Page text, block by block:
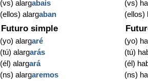
(vs) alargabais
(ellos) alargaban
(vs)
(ellos)
Futuro simple
(yo) alargaré
(tú) alargarás
(él) alargará
(ns) alargaremos
(yo)
(tú)
(él)
(ns)